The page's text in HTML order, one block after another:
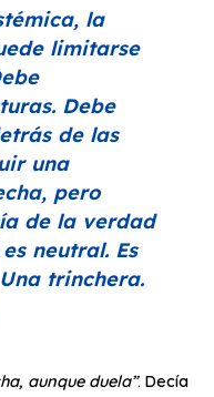
la
limitarse
Debe
de las
una
pero
de la verdad
neutral. Es
trinchera.
aunque duela”. Decía